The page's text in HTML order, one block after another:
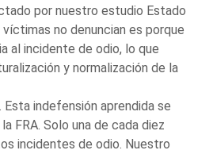
por nuestro estudio Estado
no denuncian es porque
al incidente de odio, lo que
y normalización de la
indefensión aprendida se
FRA. Solo una de cada diez
incidentes de odio. Nuestro